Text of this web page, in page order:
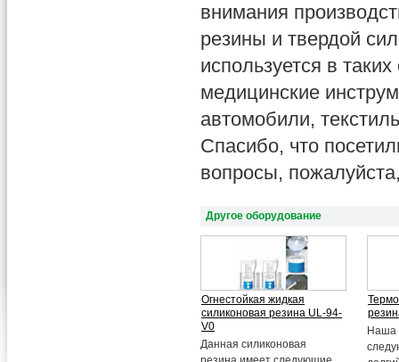
внимания
резины и твердой
используется в
медицинские
автомобили,
Спасибо, что
вопросы,
Другое оборудование
Огнестойкая жидкая
силиконовая резина UL-94-
V0
Данная силиконовая
Наша